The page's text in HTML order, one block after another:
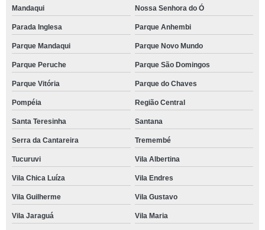
Mandaqui Nossa Senhora do Ó
Parada Inglesa Parque Anhembi
Parque Mandaqui Parque Novo Mundo
Parque Peruche Parque São Domingos
Parque Vitória Parque do Chaves
Pompéia Região Central
Santa Teresinha Santana
Serra da Cantareira Tremembé
Tucuruvi Vila Albertina
Vila Chica Luíza Vila Endres
Vila Guilherme Vila Gustavo
Vila Jaraguá Vila Maria